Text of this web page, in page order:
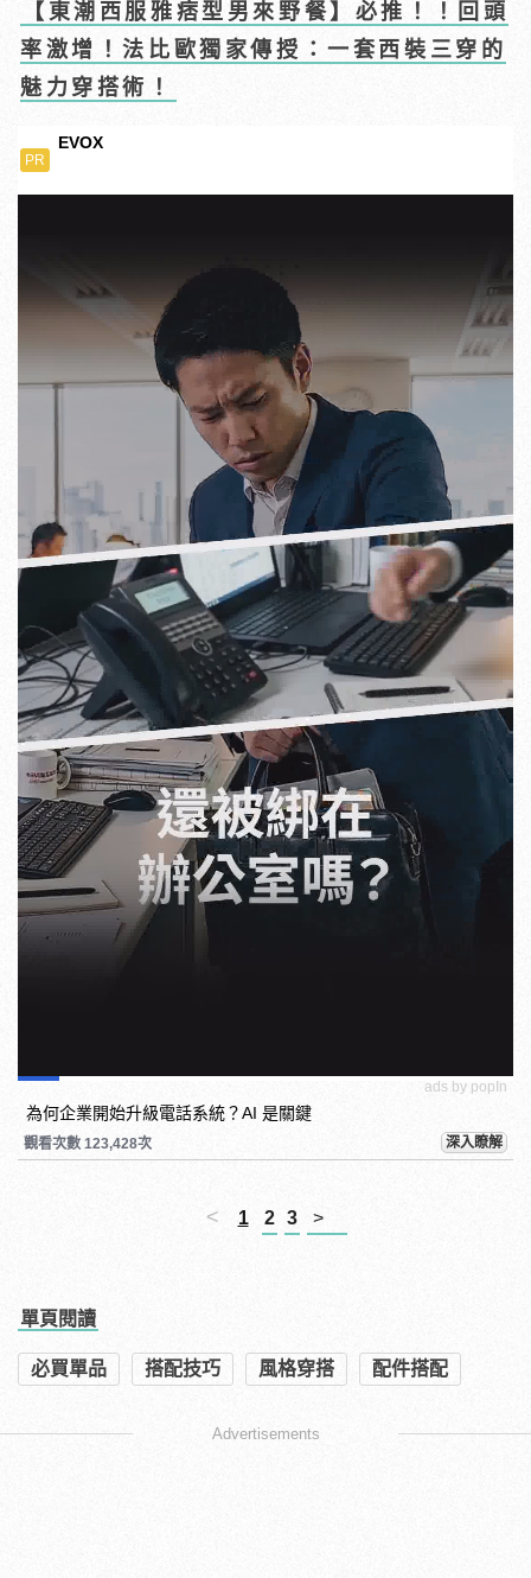
【東潮西服雅痞型男來野餐】必推！！回頭
率激增！法比歐獨家傳授：一套西裝三穿的
魅力穿搭術！
PR
EVOX
ads by popIn
為何企業開始升級電話系統？AI 是關鍵
觀看次數 123,428次 深入瞭解
< 1 2 3 >
單頁閱讀
必買單品 搭配技巧 風格穿搭 配件搭配
Advertisements